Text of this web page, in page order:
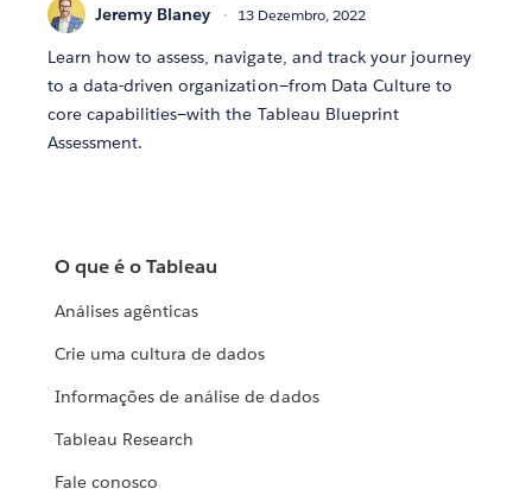
Jeremy Blaney 13 Dezembro, 2022
Learn how to assess, navigate, and track your journey
to a data-driven organization—from Data Culture to
core capabilities—with the Tableau Blueprint
Assessment.
O que é o Tableau
Análises agênticas
Crie uma cultura de dados
Informações de análise de dados
Tableau Research
Fale conosco